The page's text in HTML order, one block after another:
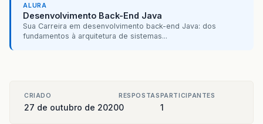
ALURA
Desenvolvimento Back-End Java
Sua Carreira em desenvolvimento back-end Java: dos
fundamentos à arquitetura de sistemas...
CRIADO
27 de outubro de 2020
RESPOSTAS
0
PARTICIPANTES
1